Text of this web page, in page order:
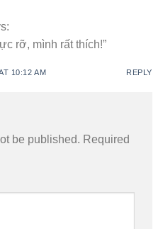
rỡ, mình rất thích!”
10:12 AM REPLY
be published. Required